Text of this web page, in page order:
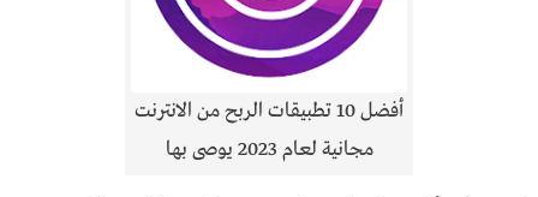
أفضل 10 تطبيقات الربح من الانترنت
مجانية لعام 2023 يوصى بها